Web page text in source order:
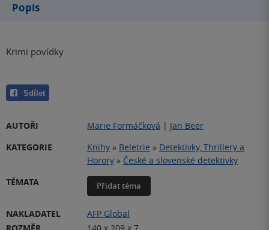
Popis
Krimi povídky
Sdílet
AUTOŘI Marie Formáčková | Jan Beer
KATEGORIE
Knihy » Beletrie » Detektivky, Thrillery a
Horory » České a slovenské detektivky
TÉMATA
Přidat téma
NAKLADATEL
AFP Global
ROZMĚR
140 x 209 x 7